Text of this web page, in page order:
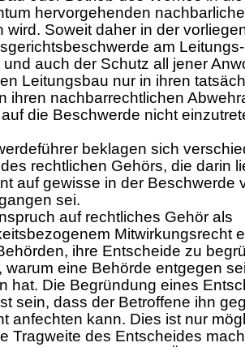
hervorgehenden
wird. Soweit daher in der
am
und auch der Schutz all jener
Leitungsbau nur in ihren
ihren nachbarrechtlichen
die Beschwerde nicht
beklagen sich
rechtlichen Gehörs, die darin
auf gewisse in der Beschwerde
sei.
auf rechtliches Gehör als
Mitwirkungsrecht
ihre Entscheide zu
warum eine Behörde entgegen
hat. Die Begründung eines
sein, dass der Betroffene ihn
anfechten kann. Dies ist nur
Tragweite des Entscheides